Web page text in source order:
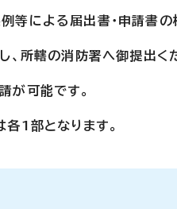
等による届出書・申請書の
所轄の消防署へ御提出くだ
が可能です。
各1部となります。